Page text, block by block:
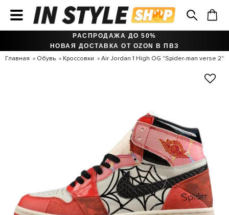
РАСПРОДАЖА ДО 50%
НОВАЯ ДОСТАВКА ОТ OZON В ПВЗ
Главная Обувь Кроссовки Air Jordan 1 High OG "Spider-man verse 2"